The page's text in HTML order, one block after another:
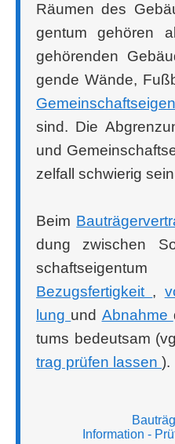
Räu­men des
gen­tum gehö­ren
gehö­ren­den
gen­de Wän­de,
sind. Die
und
zel­fall schwie­rig
Beim
dung zwi­schen
Bezugs­fer­tig­keit ,
lung und Abnah­me
tums bedeut­sam
trag prü­fen las­sen ).
Information -